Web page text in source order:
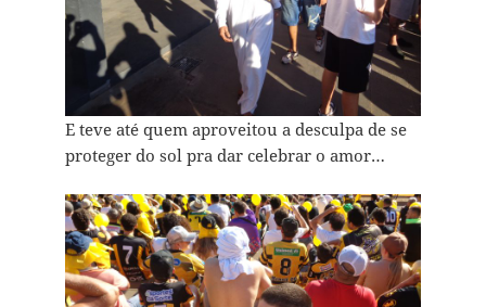
E teve até quem aproveitou a desculpa de se
proteger do sol pra dar celebrar o amor…